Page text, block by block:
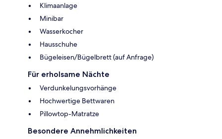
Klimaanlage
Minibar
Wasserkocher
Hausschuhe
Bügeleisen/Bügelbrett (auf Anfrage)
Für erholsame Nächte
Verdunkelungsvorhänge
Hochwertige Bettwaren
Pillowtop-Matratze
Besondere Annehmlichkeiten